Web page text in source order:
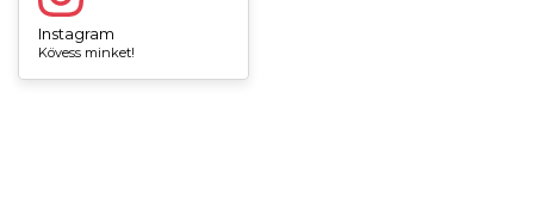
Instagram
Kövess minket!